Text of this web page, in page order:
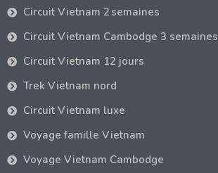
Circuit Vietnam 2 semaines
Circuit Vietnam Cambodge 3 semaines
Circuit Vietnam 12 jours
Trek Vietnam nord
Circuit Vietnam luxe
Voyage famille Vietnam
Voyage Vietnam Cambodge